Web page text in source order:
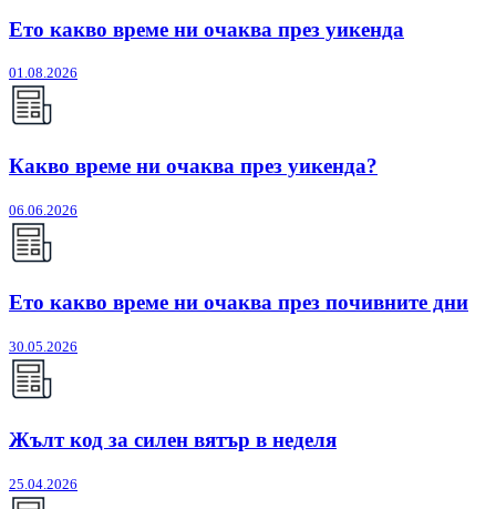
Ето какво време ни очаква през уикенда
01.08.2026
Какво време ни очаква през уикенда?
06.06.2026
Ето какво време ни очаква през почивните дни
30.05.2026
Жълт код за силен вятър в неделя
25.04.2026